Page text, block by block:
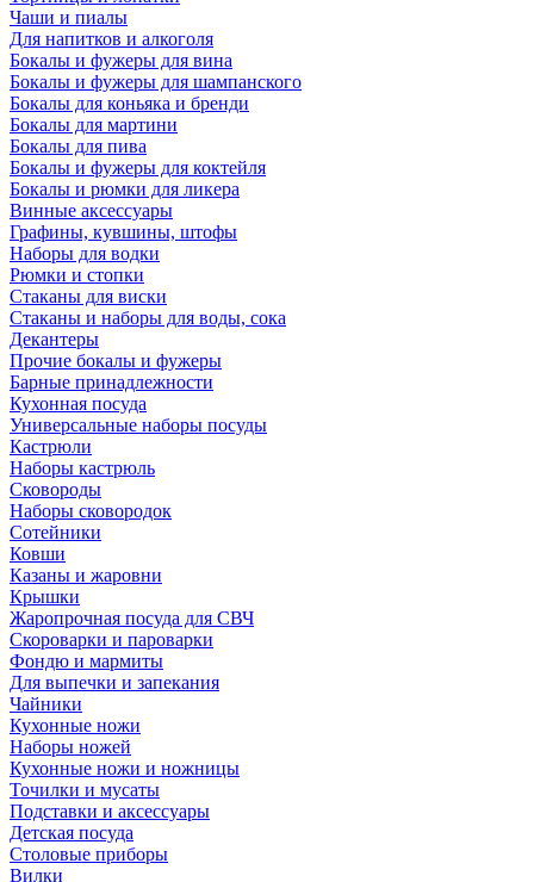
Чаши и пиалы
Для напитков и алкоголя
Бокалы и фужеры для вина
Бокалы и фужеры для шампанского
Бокалы для коньяка и бренди
Бокалы для мартини
Бокалы для пива
Бокалы и фужеры для коктейля
Бокалы и рюмки для ликера
Винные аксессуары
Графины, кувшины, штофы
Наборы для водки
Рюмки и стопки
Стаканы для виски
Стаканы и наборы для воды, сока
Декантеры
Прочие бокалы и фужеры
Барные принадлежности
Кухонная посуда
Универсальные наборы посуды
Кастрюли
Наборы кастрюль
Сковороды
Наборы сковородок
Сотейники
Ковши
Казаны и жаровни
Крышки
Жаропрочная посуда для СВЧ
Скороварки и пароварки
Фондю и мармиты
Для выпечки и запекания
Чайники
Кухонные ножи
Наборы ножей
Кухонные ножи и ножницы
Точилки и мусаты
Подставки и аксессуары
Детская посуда
Столовые приборы
Вилки